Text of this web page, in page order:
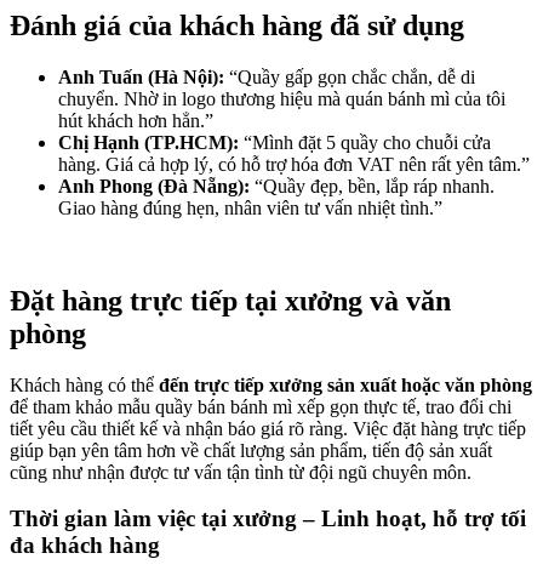
Đánh giá của khách hàng đã sử dụng
Anh Tuấn (Hà Nội): “Quầy gấp gọn chắc chắn, dễ di
chuyển. Nhờ in logo thương hiệu mà quán bánh mì của tôi
hút khách hơn hẳn.”
Chị Hạnh (TP.HCM): “Mình đặt 5 quầy cho chuỗi cửa
hàng. Giá cả hợp lý, có hỗ trợ hóa đơn VAT nên rất yên tâm.”
Anh Phong (Đà Nẵng): “Quầy đẹp, bền, lắp ráp nhanh.
Giao hàng đúng hẹn, nhân viên tư vấn nhiệt tình.”
Đặt hàng trực tiếp tại xưởng và văn
phòng
Khách hàng có thể đến trực tiếp xưởng sản xuất hoặc văn phòng
để tham khảo mẫu quầy bán bánh mì xếp gọn thực tế, trao đổi chi
tiết yêu cầu thiết kế và nhận báo giá rõ ràng. Việc đặt hàng trực tiếp
giúp bạn yên tâm hơn về chất lượng sản phẩm, tiến độ sản xuất
cũng như nhận được tư vấn tận tình từ đội ngũ chuyên môn.
Thời gian làm việc tại xưởng – Linh hoạt, hỗ trợ tối
đa khách hàng